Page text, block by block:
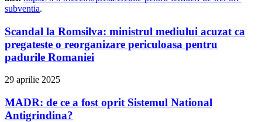
subventia.
Scandal la Romsilva: ministrul mediului acuzat ca
pregateste o reorganizare periculoasa pentru
padurile Romaniei
29 aprilie 2025
MADR: de ce a fost oprit Sistemul National
Antigrindina?